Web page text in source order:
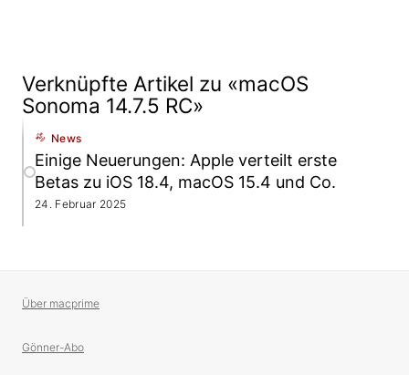
Verknüpfte Artikel zu «macOS
Sonoma 14.7.5 RC»
News
Einige Neuerungen: Apple verteilt erste
Betas zu iOS 18.4, macOS 15.4 und Co.
24. Februar 2025
Über macprime
Gönner-Abo